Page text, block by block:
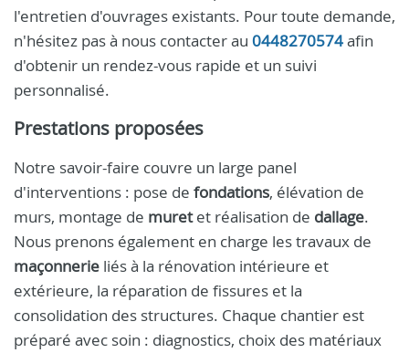
l'entretien d'ouvrages existants. Pour toute demande,
n'hésitez pas à nous contacter au 0448270574afin
d'obtenir un rendez-vous rapide et un suivi
personnalisé.
Prestations proposées
Notre savoir-faire couvre un large panel
d'interventions : pose de fondations, élévation de
murs, montage de muretet réalisation de dallage.
Nous prenons également en charge les travaux de
maçonnerie liés à la rénovation intérieure et
extérieure, la réparation de fissures et la
consolidation des structures. Chaque chantier est
préparé avec soin : diagnostics, choix des matériaux